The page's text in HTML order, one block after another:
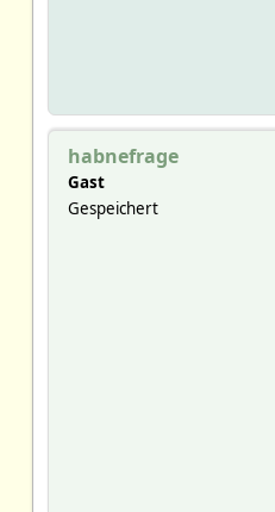
habnefrage
Gast
Gespeichert